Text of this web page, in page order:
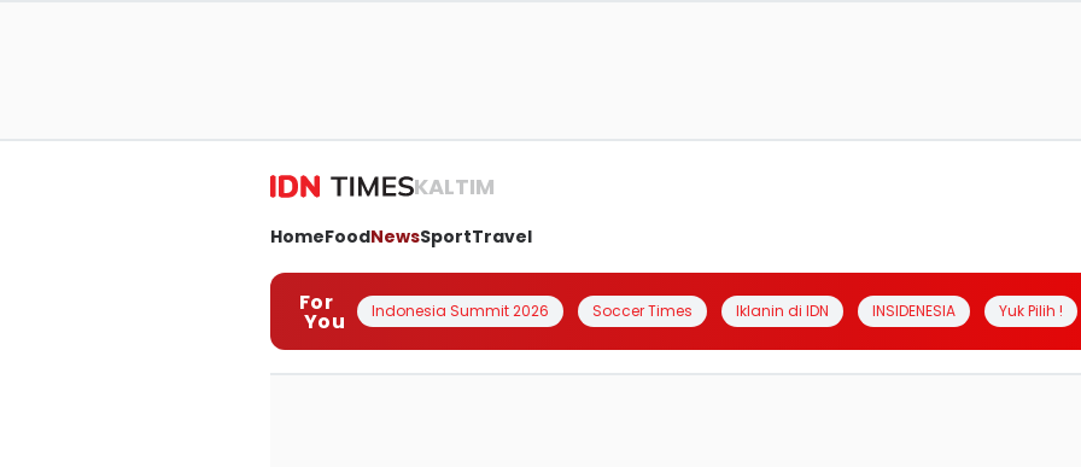
KALTIM
HomeFoodNewsSportTravel
For
You Indonesia Summit 2026 Soccer Times Iklanin di IDN INSIDENESIA Yuk Pilih !